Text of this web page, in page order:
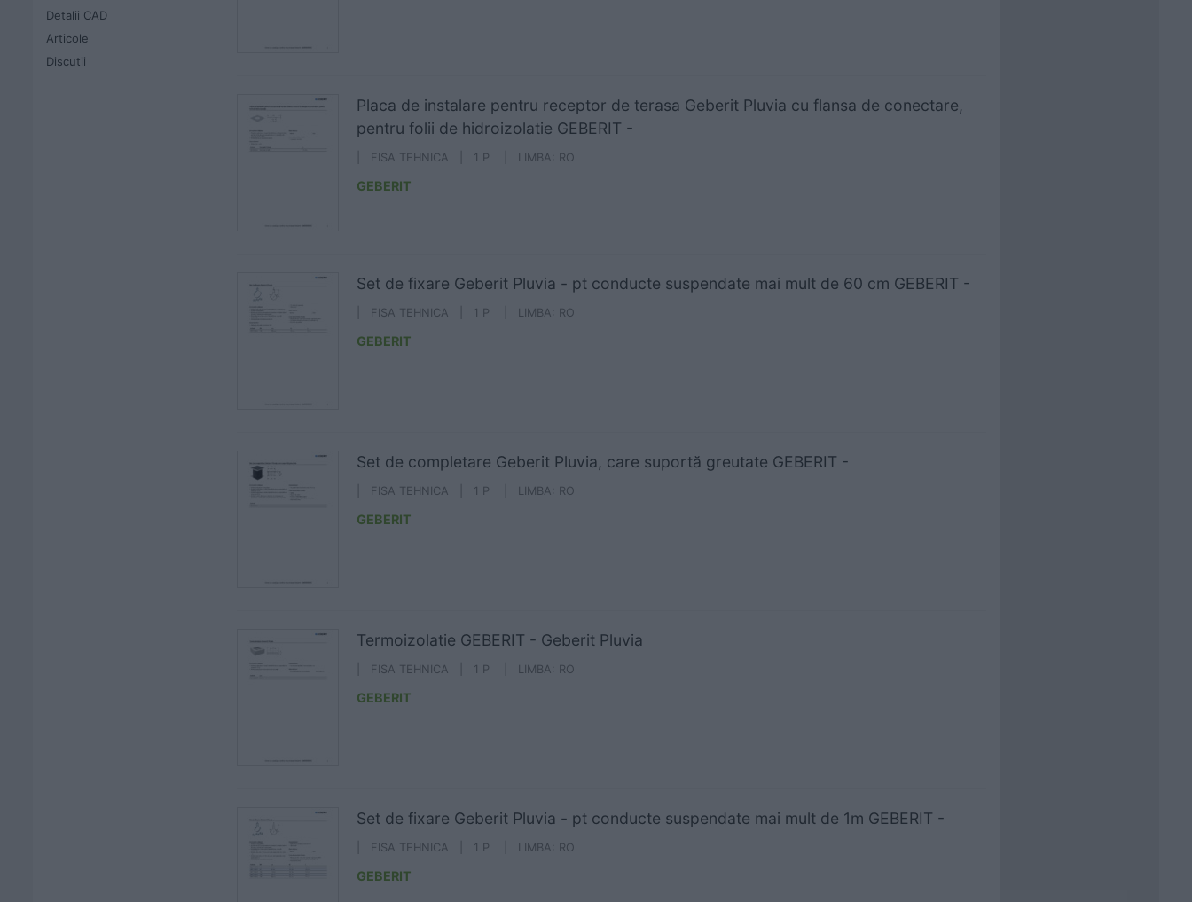
Detalii CAD
Articole
Discutii
Placa de instalare pentru receptor de terasa Geberit Pluvia cu flansa de conectare,
pentru folii de hidroizolatie GEBERIT -
| FISA TEHNICA | 1 P | LIMBA: RO
GEBERIT
Set de fixare Geberit Pluvia - pt conducte suspendate mai mult de 60 cm GEBERIT -
| FISA TEHNICA | 1 P | LIMBA: RO
GEBERIT
Set de completare Geberit Pluvia, care suportă greutate GEBERIT -
| FISA TEHNICA | 1 P | LIMBA: RO
GEBERIT
Termoizolatie GEBERIT - Geberit Pluvia
| FISA TEHNICA | 1 P | LIMBA: RO
GEBERIT
Set de fixare Geberit Pluvia - pt conducte suspendate mai mult de 1m GEBERIT -
| FISA TEHNICA | 1 P | LIMBA: RO
GEBERIT